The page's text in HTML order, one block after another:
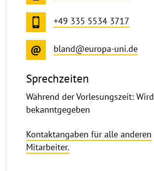
+49 335 5534 3717
bland@europa-uni.de
Sprechzeiten
Während der Vorlesungszeit: Wird
bekanntgegeben
Kontaktangaben für alle anderen
Mitarbeiter.